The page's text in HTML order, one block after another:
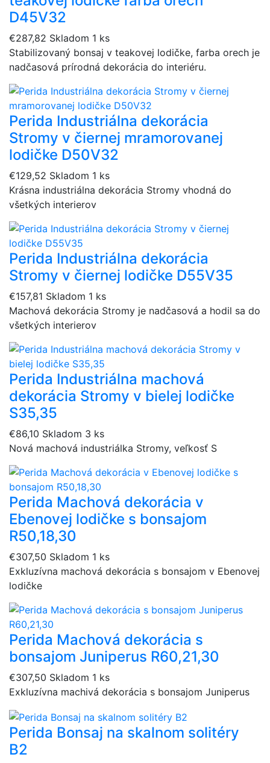
D45V32
€287,82 Skladom 1 ks
Stabilizovaný bonsaj v teakovej lodičke, farba orech je
nadčasová prírodná dekorácia do interiéru.
Perida Industriálna dekorácia
Stromy v čiernej mramorovanej
lodičke D50V32
€129,52 Skladom 1 ks
Krásna industriálna dekorácia Stromy vhodná do
všetkých interierov
Perida Industriálna dekorácia
Stromy v čiernej lodičke D55V35
€157,81 Skladom 1 ks
Machová dekorácia Stromy je nadčasová a hodil sa do
všetkých interierov
Perida Industriálna machová
dekorácia Stromy v bielej lodičke
S35,35
€86,10 Skladom 3 ks
Nová machová industriálka Stromy, veľkosť S
Perida Machová dekorácia v
Ebenovej lodičke s bonsajom
R50,18,30
€307,50 Skladom 1 ks
Exkluzívna machová dekorácia s bonsajom v Ebenovej
lodičke
Perida Machová dekorácia s
bonsajom Juniperus R60,21,30
€307,50 Skladom 1 ks
Exkluzívna machivá dekorácia s bonsajom Juniperus
Perida Bonsaj na skalnom solitéry
B2